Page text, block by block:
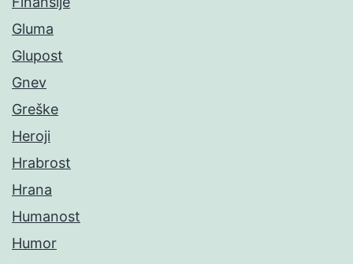
Gluma
Glupost
Gnev
Greške
Heroji
Hrabrost
Hrana
Humanost
Humor